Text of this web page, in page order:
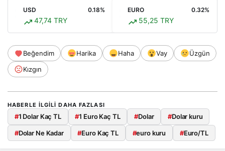
USD 0.18%
47,74 TRY
EURO 0.32%
55,25 TRY
Beğendim Harika Haha Vay
Üzgün
Kızgın
HABERLE ILGILI DAHA FAZLASI
#1 Dolar Kaç TL #1 Euro Kaç TL #Dolar #Dolar kuru
#Dolar Ne Kadar #Euro Kaç TL #euro kuru #Euro/TL